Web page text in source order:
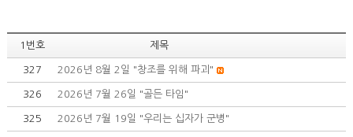
1번호 제목
327 2026년 8월 2일 "창조를 위해 파괴"
326 2026년 7월 26일 "골든 타임"
325 2026년 7월 19일 "우리는 십자가 군병"